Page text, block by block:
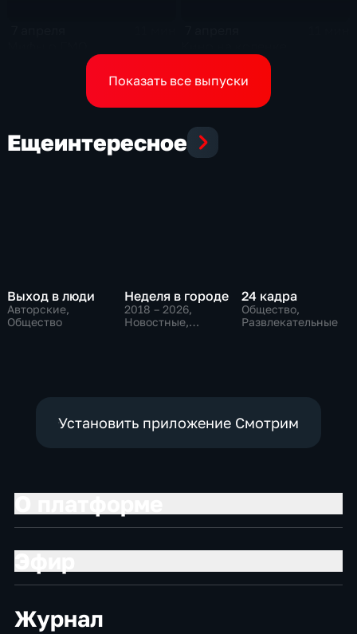
Показать все выпуски
Ещеинтересное
Выход в люди
Авторские,
Общество
Неделя в городе
2018 – 2026,
Новостные,
24 кадра
Общество,
Развлекательные
Установить приложение Смотрим
Журнал